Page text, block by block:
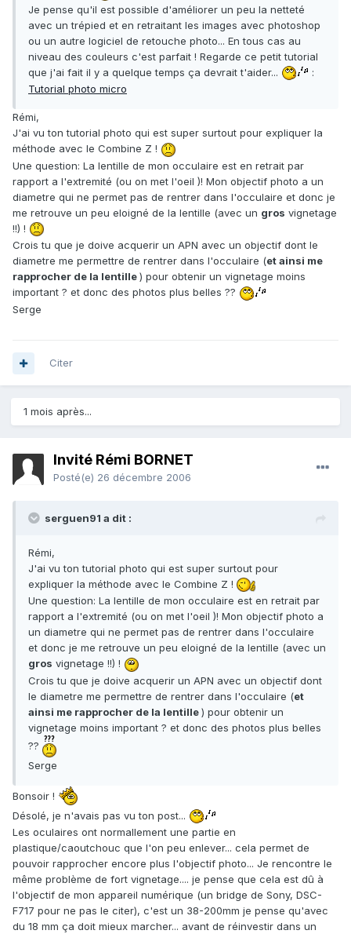
Je pense qu'il est possible d'améliorer un peu la netteté
avec un trépied et en retraitant les images avec photoshop
ou un autre logiciel de retouche photo... En tous cas au
niveau des couleurs c'est parfait ! Regarde ce petit tutorial
que j'ai fait il y a quelque temps ça devrait t'aider...
:
Tutorial photo micro
Rémi,
J'ai vu ton tutorial photo qui est super surtout pour expliquer la
méthode avec le Combine Z !
Une question: La lentille de mon occulaire est en retrait par
rapport a l'extremité (ou on met l'oeil )! Mon objectif photo a un
diametre qui ne permet pas de rentrer dans l'occulaire et donc je
me retrouve un peu eloigné de la lentille (avec un gros vignetage
!!) !
Crois tu que je doive acquerir un APN avec un objectif dont le
diametre me permettre de rentrer dans l'occulaire (et ainsi me
rapprocher de la lentille) pour obtenir un vignetage moins
important ? et donc des photos plus belles ??
Serge
Citer
1 mois après...
Invité Rémi BORNET
Posté(e) 26 décembre 2006
serguen91 a dit :
Rémi,
J'ai vu ton tutorial photo qui est super surtout pour
expliquer la méthode avec le Combine Z !
Une question: La lentille de mon occulaire est en retrait par
rapport a l'extremité (ou on met l'oeil )! Mon objectif photo a
un diametre qui ne permet pas de rentrer dans l'occulaire
et donc je me retrouve un peu eloigné de la lentille (avec un
gros vignetage !!) !
Crois tu que je doive acquerir un APN avec un objectif dont
le diametre me permettre de rentrer dans l'occulaire (et
ainsi me rapprocher de la lentille) pour obtenir un
vignetage moins important ? et donc des photos plus belles
??
Serge
Bonsoir !
Désolé, je n'avais pas vu ton post...
Les oculaires ont normallement une partie en
plastique/caoutchouc que l'on peu enlever... cela permet de
pouvoir rapprocher encore plus l'objectif photo... Je rencontre le
même problème de fort vignetage.... je pense que cela est dû à
l'objectif de mon appareil numérique (un bridge de Sony, DSC-
F717 pour ne pas le citer), c'est un 38-200mm je pense qu'avec
du 18 mm ça doit mieux marcher... avant de réinvestir dans un